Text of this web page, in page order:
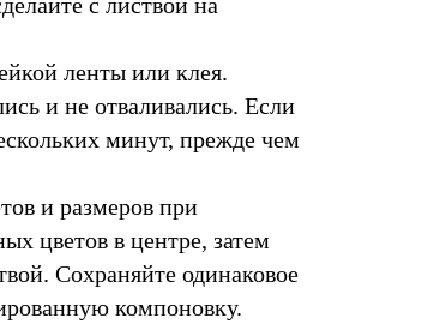
ленты или клея.
и не отваливались. Если
минут, прежде чем
и размеров при
цветов в центре, затем
Сохраняйте одинаковое
компоновку.